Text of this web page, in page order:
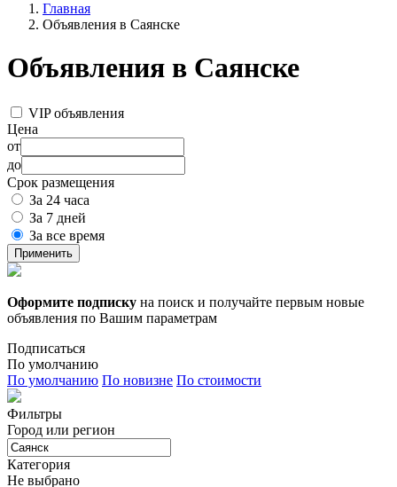
Главная
Объявления в Саянске
Объявления в Саянске
VIP объявления
Цена
от
до
Срок размещения
За 24 часа
За 7 дней
За все время
Применить
Оформите подписку на поиск и получайте первым новые
объявления по Вашим параметрам
Подписаться
По умолчанию
По умолчанию По новизне По стоимости
Фильтры
Город или регион
Категория
Не выбрано